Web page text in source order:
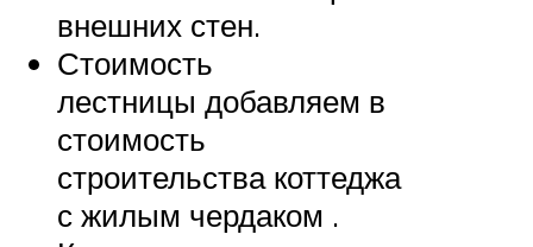
внешних стен.
Стоимость
лестницы добавляем в
стоимость
строительства коттеджа
с жилым чердаком .